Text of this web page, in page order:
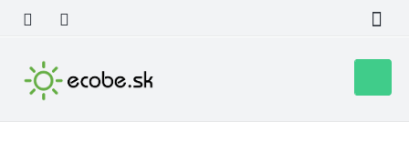
obsah
košík